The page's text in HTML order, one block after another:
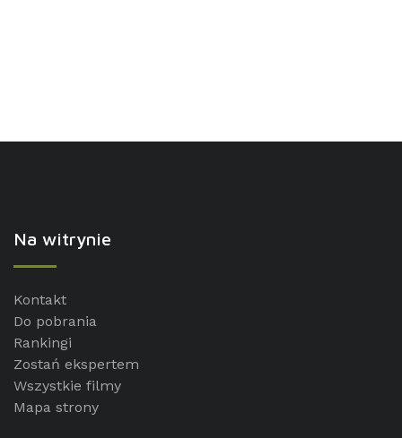
Na witrynie
Kontakt
Do pobrania
Rankingi
Zostań ekspertem
Wszystkie filmy
Mapa strony